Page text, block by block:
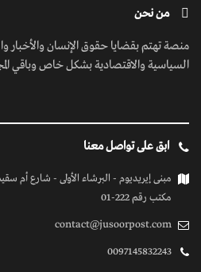
من نحن
منصة تهتم بقضايا حقوق الإنسان والأخبار
السياسية والاقتصادية بشكل خاص وباقي
ابق على تواصل معنا
مبنى إيريديوم - البرشاء الأولى - شارع أم
مكتب رقم 222-01
contact@jusoorpost.com
0097145832243